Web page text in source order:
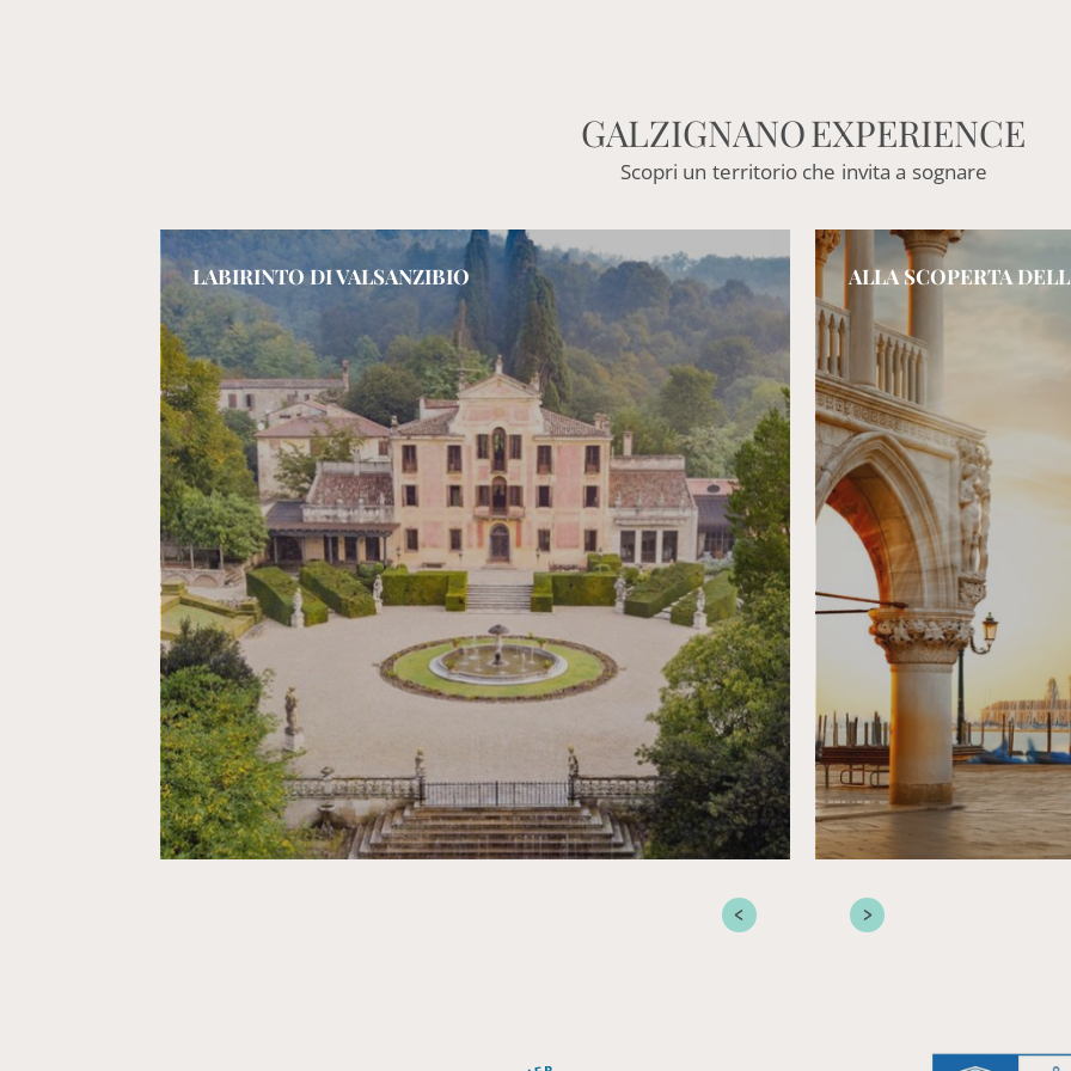
GALZIGNANOEXPERIENCE
Scopri un territorio che invita a sognare
ALLA SCOPERTA DELLE CITTA' D'ARTE DEGUSTAZIONE DI